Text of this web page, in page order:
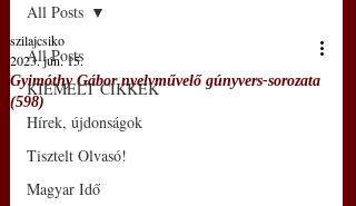
All Posts
KIEMELT CIKKEK
Hírek, újdonságok
Tisztelt Olvasó!
Magyar Idő
All Posts
Gyimóthy Gábor nyelvművelő gúnyvers-sorozata
(598)
szilajcsiko
2023. jún. 15.